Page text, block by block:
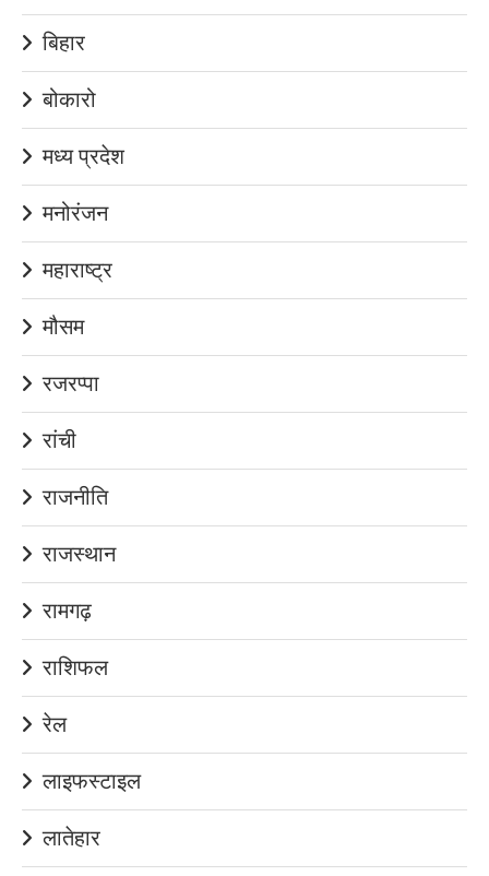
बिहार
बोकारो
मध्य प्रदेश
मनोरंजन
महाराष्ट्र
मौसम
रजरप्पा
रांची
राजनीति
राजस्थान
रामगढ़
राशिफल
रेल
लाइफस्टाइल
लातेहार